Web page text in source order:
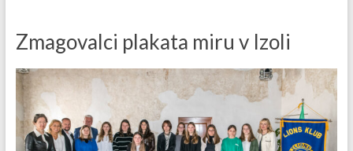
Zmagovalci plakata miru v Izoli